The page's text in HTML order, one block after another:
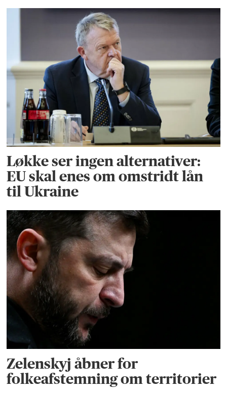
Løkke ser ingen alternativer:
EU skal enes om omstridt lån
til Ukraine
Zelenskyj åbner for
folkeafstemning om territorier